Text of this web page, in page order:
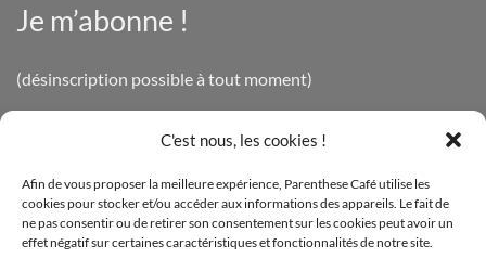
C'est nous, les cookies !
Afin de vous proposer la meilleure expérience, Parenthese Café utilise les
cookies pour stocker et/ou accéder aux informations des appareils. Le fait de
ne pas consentir ou de retirer son consentement sur les cookies peut avoir un
effet négatif sur certaines caractéristiques et fonctionnalités de notre site.
Je m’abonne !
(désinscription possible à tout moment)
Mentions légales